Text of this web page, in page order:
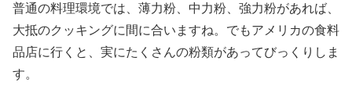
普通の料理環境では、薄力粉、中力粉、強力粉があれば、
大抵のクッキングに間に合いますね。でもアメリカの食料
品店に行くと、実にたくさんの粉類があってびっくりしま
す。